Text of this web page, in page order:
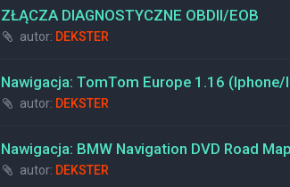
ZŁĄCZA DIAGNOSTYCZNE OBDII/EOB
autor: DEKSTER
Nawigacja: TomTom Europe 1.16 (Iphone/
autor: DEKSTER
Nawigacja: BMW Navigation DVD Road
autor: DEKSTER